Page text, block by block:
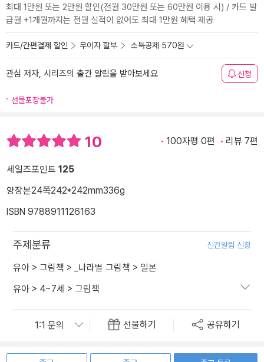
최대 1만원 또는 2만원 할인(전월 30만원 또는 60만원 이용 시) / 카드 발
급월 +1개월까지는 전월 실적이 없어도 최대 1만원 혜택 제공
카드/간편결제 할인 무이자 할부 소득공제 570원
관심 저자, 시리즈의 출간 알림을 받아보세요 신청
선물포장불가
10 100자평 0편 리뷰 7편
세일즈포인트 125
양장본24쪽242*242mm336g
ISBN 9788911126163
주제분류 신간알림 신청
유아 > 그림책 > _나라별 그림책 > 일본
유아 > 4~7세 > 그림책
선물하기 공유하기